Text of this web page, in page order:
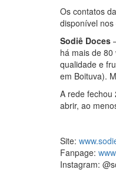
Os contatos
disponível
Sodiê Doces
há mais de
qualidade e
em Boituva).
A rede fechou
abrir, ao
Site:
Fanpage:
Instagram: